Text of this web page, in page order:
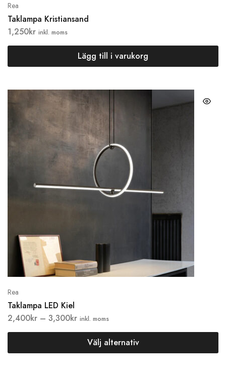
Rea
Taklampa Kristiansand
1,250kr inkl. moms
Lägg till i varukorg
Rea
Taklampa LED Kiel
2,400kr – 3,300kr inkl. moms
Välj alternativ